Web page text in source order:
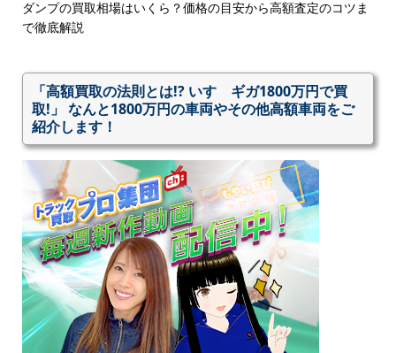
ダンプの買取相場はいくら？価格の目安から高額査定のコツま
で徹底解説
「高額買取の法則とは!? いすゞギガ1800万円で買
取!」 なんと1800万円の車両やその他高額車両をご
紹介します！